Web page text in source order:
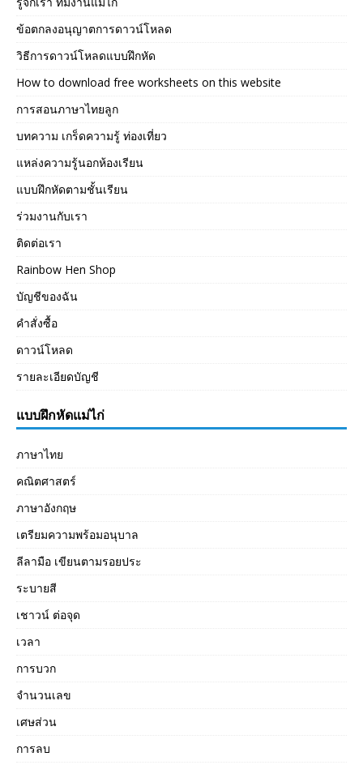
ข้อตกลงอนุญาตการดาวน์โหลด
วิธีการดาวน์โหลดแบบฝึกหัด
How to download free worksheets on this website
การสอนภาษาไทยลูก
บทความ เกร็ดความรู้ ท่องเที่ยว
แหล่งความรู้นอกห้องเรียน
แบบฝึกหัดตามชั้นเรียน
ร่วมงานกับเรา
ติดต่อเรา
Rainbow Hen Shop
บัญชีของฉัน
คำสั่งซื้อ
ดาวน์โหลด
รายละเอียดบัญชี
แบบฝึกหัดแม่ไก่
ภาษาไทย
คณิตศาสตร์
ภาษาอังกฤษ
เตรียมความพร้อมอนุบาล
ลีลามือ เขียนตามรอยประ
ระบายสี
เชาวน์ ต่อจุด
เวลา
การบวก
จำนวนเลข
เศษส่วน
การลบ